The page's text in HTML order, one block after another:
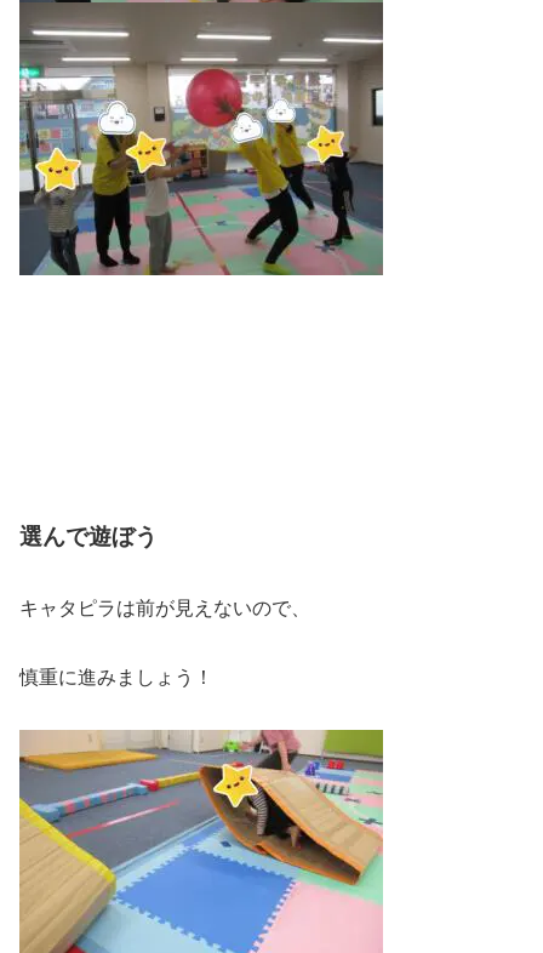
選んで遊ぼう
キャタピラは前が見えないので、
慎重に進みましょう！